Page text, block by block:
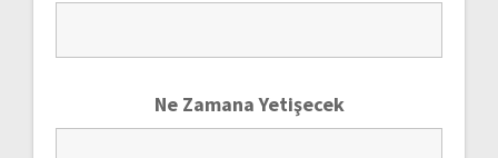
Ne Zamana Yetişecek